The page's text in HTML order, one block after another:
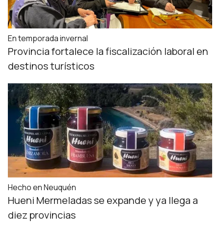
En temporada invernal
Provincia fortalece la fiscalización laboral en
destinos turísticos
Hecho en Neuquén
Hueni Mermeladas se expande y ya llega a
diez provincias